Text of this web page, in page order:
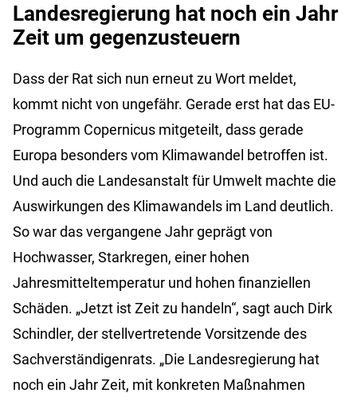
Landesregierung hat noch ein Jahr
Zeit um gegenzusteuern
Dass der Rat sich nun erneut zu Wort meldet,
kommt nicht von ungefähr. Gerade erst hat das EU-
Programm Copernicus mitgeteilt, dass gerade
Europa besonders vom Klimawandel betroffen ist.
Und auch die Landesanstalt für Umwelt machte die
Auswirkungen des Klimawandels im Land deutlich.
So war das vergangene Jahr geprägt von
Hochwasser, Starkregen, einer hohen
Jahresmitteltemperatur und hohen finanziellen
Schäden. „Jetzt ist Zeit zu handeln“, sagt auch Dirk
Schindler, der stellvertretende Vorsitzende des
Sachverständigenrats. „Die Landesregierung hat
noch ein Jahr Zeit, mit konkreten Maßnahmen